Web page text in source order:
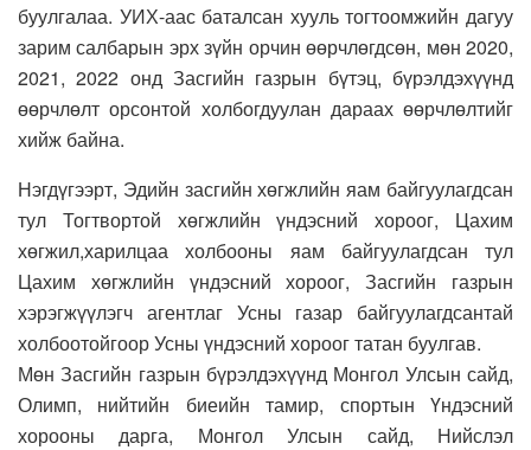
буулгалаа. УИХ-аас баталсан хууль тогтоомжийн дагуу
зарим салбарын эрх зүйн орчин өөрчлөгдсөн, мөн 2020,
2021, 2022 онд Засгийн газрын бүтэц, бүрэлдэхүүнд
өөрчлөлт орсонтой холбогдуулан дараах өөрчлөлтийг
хийж байна.
Нэгдүгээрт, Эдийн засгийн хөгжлийн яам байгуулагдсан
тул Тогтвортой хөгжлийн үндэсний хороог, Цахим
хөгжил,харилцаа холбооны яам байгуулагдсан тул
Цахим хөгжлийн үндэсний хороог, Засгийн газрын
хэрэгжүүлэгч агентлаг Усны газар байгуулагдсантай
холбоотойгоор Усны үндэсний хороог татан буулгав.
Мөн Засгийн газрын бүрэлдэхүүнд Монгол Улсын сайд,
Олимп, нийтийн биеийн тамир, спортын Үндэсний
хорооны дарга, Монгол Улсын сайд, Нийслэл